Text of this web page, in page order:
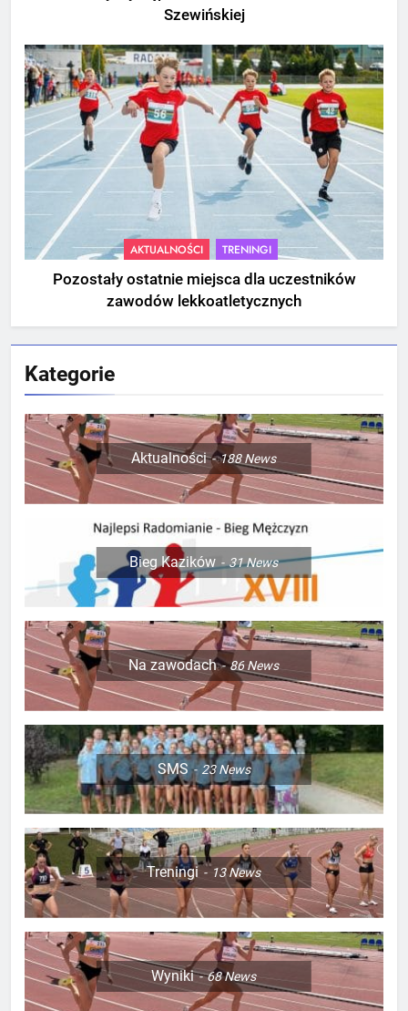
Szewińskiej
AKTUALNOŚCI TRENINGI
Pozostały ostatnie miejsca dla uczestników
zawodów lekkoatletycznych
Kategorie
Aktualności 188News
Bieg Kazików 31News
Na zawodach 86News
SMS 23News
Treningi 13News
Wyniki 68News